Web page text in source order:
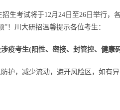
生考试将于12月24日至26日举行，
”！川大研招温馨提示各位考生：
疫考生(阳性、密接、封管控、健康
护，减少流动，避开风险区，如有异